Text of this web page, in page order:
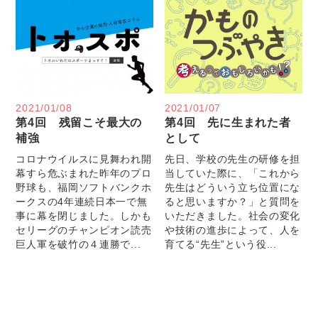
2021/01/08
第4回 残留こそ最大の
補強
コロナウイルスに見舞われ開
幕すら危ぶまれた昨年のプロ
野球も、福岡ソフトバンクホ
ークスの4年連続日本一で無
事に幕を閉じました。しかも
セリーグのチャンピオン読売
巨人軍を破竹の４連勝で...
2021/01/07
第4回 先に生まれた者
として
先日、学校の先生の研修を担
当していた際に、「これから
先生はどういう立ち位置にな
ると思いますか？」と質問を
いただきました。社会の変化
や技術の進歩によって、人を
育てる“先生”という役...